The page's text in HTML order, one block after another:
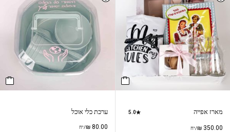
מארז אפייה 5.0
₪ 350.00 /יח
ערכת כלי אוכל
₪80.00 /יח